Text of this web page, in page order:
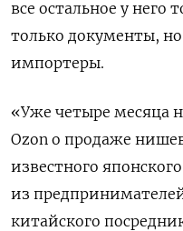
все остальное у него
только документы,
импортеры.
«Уже четыре месяца
Ozon о продаже
известного
из
китайского